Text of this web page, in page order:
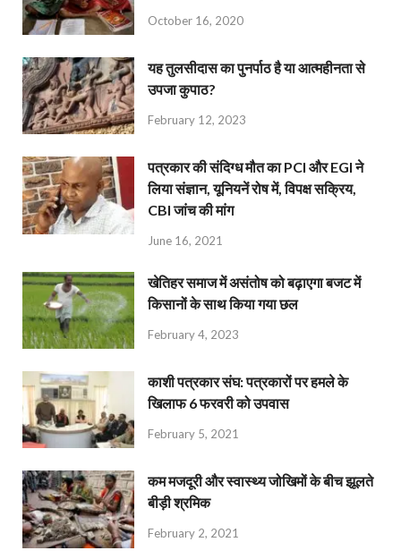
October 16, 2020
यह तुलसीदास का पुनर्पाठ है या आत्महीनता से
उपजा कुपाठ?
February 12, 2023
पत्रकार की संदिग्ध मौत का PCI और EGI ने
लिया संज्ञान, यूनियनें रोष में, विपक्ष सक्रिय,
CBI जांच की मांग
June 16, 2021
खेतिहर समाज में असंतोष को बढ़ाएगा बजट में
किसानों के साथ किया गया छल
February 4, 2023
काशी पत्रकार संघ: पत्रकारों पर हमले के
खिलाफ 6 फरवरी को उपवास
February 5, 2021
कम मजदूरी और स्वास्थ्य जोखिमों के बीच झूलते
बीड़ी श्रमिक
February 2, 2021